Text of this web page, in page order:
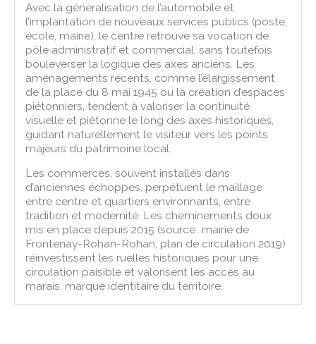
Avec la généralisation de l’automobile et
l’implantation de nouveaux services publics (poste,
école, mairie), le centre retrouve sa vocation de
pôle administratif et commercial, sans toutefois
bouleverser la logique des axes anciens. Les
aménagements récents, comme l’élargissement
de la place du 8 mai 1945 ou la création d’espaces
piétonniers, tendent à valoriser la continuité
visuelle et piétonne le long des axes historiques,
guidant naturellement le visiteur vers les points
majeurs du patrimoine local.
Les commerces, souvent installés dans
d’anciennes échoppes, perpétuent le maillage
entre centre et quartiers environnants, entre
tradition et modernité. Les cheminements doux
mis en place depuis 2015 (source : mairie de
Frontenay-Rohan-Rohan, plan de circulation 2019)
réinvestissent les ruelles historiques pour une
circulation paisible et valorisent les accès au
marais, marque identitaire du territoire.